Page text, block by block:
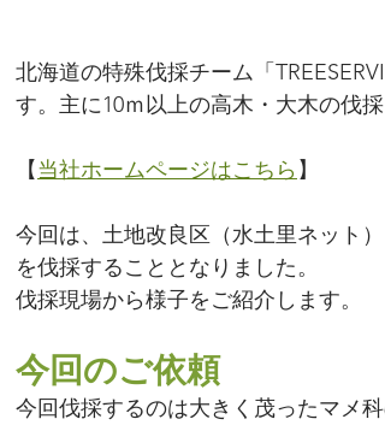
北海道の特殊伐採チーム「
す。主に10ｍ以上の高木・大木の伐
【当社ホームページはこちら 】
今回は、土地改良区（水土里ネット
を伐採することとなりました。
伐採現場から様子をご紹介します。
今回のご依頼
今回伐採するのは大きく茂ったマメ